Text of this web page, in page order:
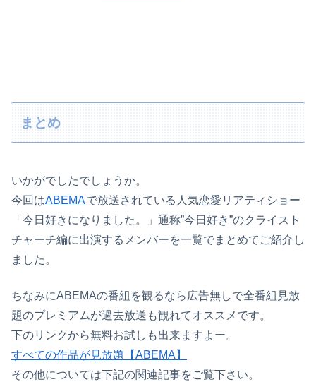
まとめ
いかがでしたでしょうか。
今回はABEMAで放送されている人気恋愛リアティショー
「今日好きになりました。」通称”今日好き”のクライスト
チャーチ編に出演するメンバーを一覧でまとめてご紹介し
ました。
ちなみにABEMAの番組を観るなら広告無しで全番組見放
題のプレミアムが過去放送も観れてオススメです。
下のリンクから無料お試しも出来ますよー。
すべての作品が見放題【ABEMA】
その他については下記の関連記事をご覧下さい。